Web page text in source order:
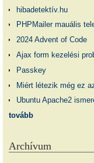
hibadetektív.hu
PHPMailer mauális
2024 Advent of Code
Ajax form kezelési
Passkey
Miért létezik még ez
Ubuntu Apache2
tovább
Archívum